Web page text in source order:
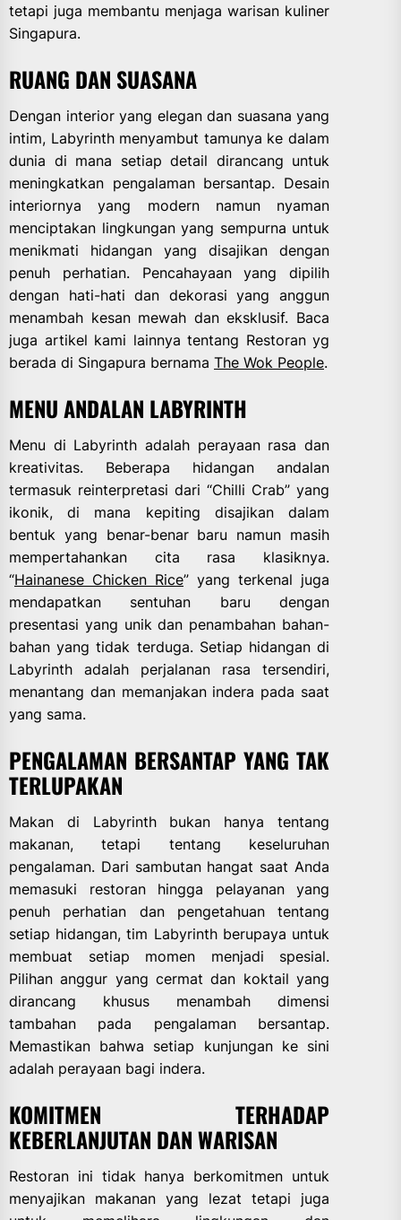
tetapi juga membantu menjaga warisan kuliner
Singapura.
RUANG DAN SUASANA
Dengan interior yang elegan dan suasana yang
intim, Labyrinth menyambut tamunya ke dalam
dunia di mana setiap detail dirancang untuk
meningkatkan pengalaman bersantap. Desain
interiornya yang modern namun nyaman
menciptakan lingkungan yang sempurna untuk
menikmati hidangan yang disajikan dengan
penuh perhatian. Pencahayaan yang dipilih
dengan hati-hati dan dekorasi yang anggun
menambah kesan mewah dan eksklusif. Baca
juga artikel kami lainnya tentang Restoran yg
berada di Singapura bernama The Wok People.
MENU ANDALAN LABYRINTH
Menu di Labyrinth adalah perayaan rasa dan
kreativitas. Beberapa hidangan andalan
termasuk reinterpretasi dari “Chilli Crab” yang
ikonik, di mana kepiting disajikan dalam
bentuk yang benar-benar baru namun masih
mempertahankan cita rasa klasiknya.
“Hainanese Chicken Rice” yang terkenal juga
mendapatkan sentuhan baru dengan
presentasi yang unik dan penambahan bahan-
bahan yang tidak terduga. Setiap hidangan di
Labyrinth adalah perjalanan rasa tersendiri,
menantang dan memanjakan indera pada saat
yang sama.
PENGALAMAN BERSANTAP YANG TAK
TERLUPAKAN
Makan di Labyrinth bukan hanya tentang
makanan, tetapi tentang keseluruhan
pengalaman. Dari sambutan hangat saat Anda
memasuki restoran hingga pelayanan yang
penuh perhatian dan pengetahuan tentang
setiap hidangan, tim Labyrinth berupaya untuk
membuat setiap momen menjadi spesial.
Pilihan anggur yang cermat dan koktail yang
dirancang khusus menambah dimensi
tambahan pada pengalaman bersantap.
Memastikan bahwa setiap kunjungan ke sini
adalah perayaan bagi indera.
KOMITMEN TERHADAP
KEBERLANJUTAN DAN WARISAN
Restoran ini tidak hanya berkomitmen untuk
menyajikan makanan yang lezat tetapi juga